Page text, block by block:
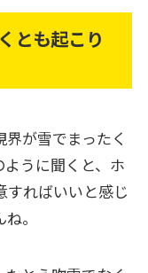
とも起こり
が雪でまったく
うに聞くと、ホ
すればいいと感じ
。